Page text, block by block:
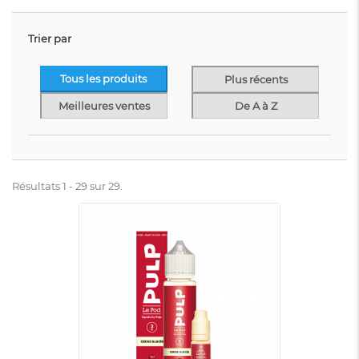
Trier par
Tous les produits Plus récents
Meilleures ventes De A à Z
Résultats 1 - 29 sur 29.